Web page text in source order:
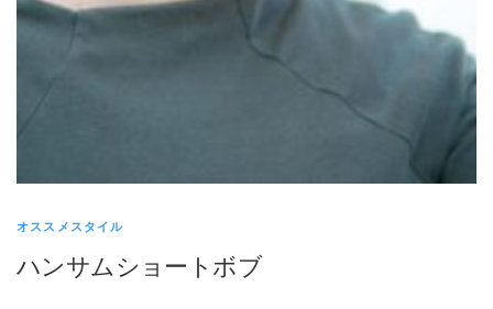
オススメスタイル
ハンサムショートボブ